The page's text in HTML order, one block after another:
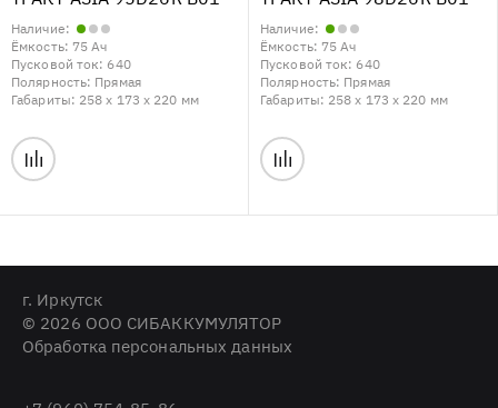
Наличие:
Ёмкость: 75 Ач
Пусковой ток: 640
Полярность: Прямая
Габариты: 258 x 173 x 220 мм
Наличие:
Ёмкость: 75 Ач
Пусковой ток: 640
Полярность: Прямая
Габариты: 258 x 173 x 220 мм
г. Иркутск
© 2026 ООО СИБАККУМУЛЯТОР
Обработка персональных данных